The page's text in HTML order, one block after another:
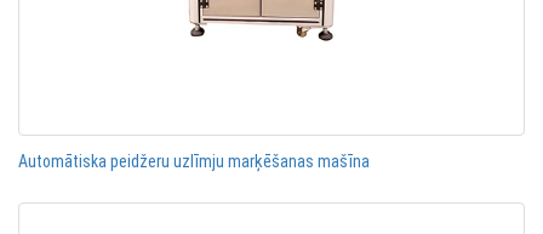
Automātiska peidžeru uzlīmju marķēšanas mašīna